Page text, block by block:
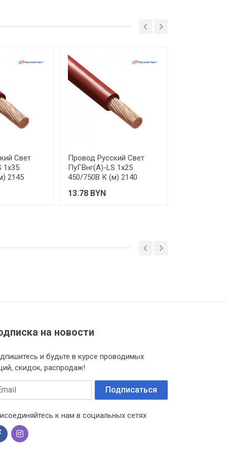
документации к
Свет
1х35
2145
Провод Русский Свет
ПуГВнг(А)-LS 1х25
450/750В К (м) 2140
13.78 BYN
на новости
и будьте в курсе проводимых
скидок, распродаж!
Подписаться
к нам в социальных сетях